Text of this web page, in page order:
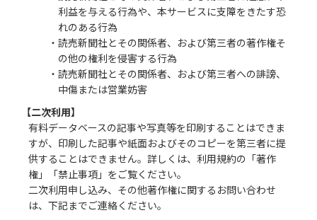
利益を与える行為や、本サービスに支障をきたす恐
れのある行為
・読売新聞社とその関係者、および第三者の著作権そ
の他の権利を侵害する行為
・読売新聞社とその関係者、および第三者への誹謗、
中傷または営業妨害
【二次利用】
有料データベースの記事や写真等を印刷することはできま
すが、印刷した記事や紙面およびそのコピーを第三者に提
供することはできません。詳しくは、利用規約の「著作
権」「禁止事項」をご覧ください。
二次利用申し込み、その他著作権に関するお問い合わせ
は、下記までご連絡ください。